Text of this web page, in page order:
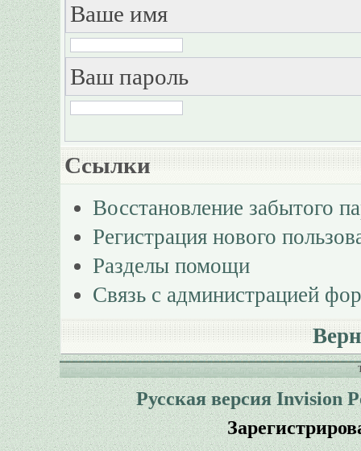
Ваше имя
Ваш пароль
Ссылки
Восстановление забытого
Регистрация нового
Разделы помощи
Связь с администрацией
Русская версия Invision